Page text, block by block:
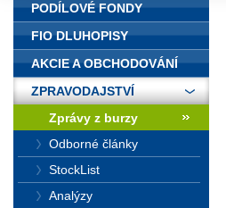
PODÍLOVÉ FONDY
FIO DLUHOPISY
AKCIE A OBCHODOVÁNÍ
ZPRAVODAJSTVÍ
Zprávy z burzy
Odborné články
StockList
Analýzy